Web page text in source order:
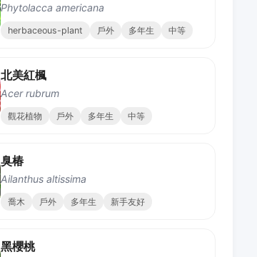
Phytolacca americana
herbaceous-plant 戶外 多年生 中等
北美紅楓
Acer rubrum
觀花植物 戶外 多年生 中等
臭椿
Ailanthus altissima
喬木 戶外 多年生 新手友好
黑櫻桃